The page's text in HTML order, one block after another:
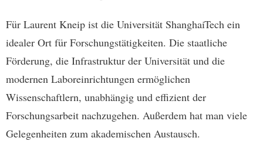
Für Laurent Kneip ist die Universität ShanghaiTech ein
idealer Ort für Forschungstätigkeiten. Die staatliche
Förderung, die Infrastruktur der Universität und die
modernen Laboreinrichtungen ermöglichen
Wissenschaftlern, unabhängig und effizient der
Forschungsarbeit nachzugehen. Außerdem hat man viele
Gelegenheiten zum akademischen Austausch.